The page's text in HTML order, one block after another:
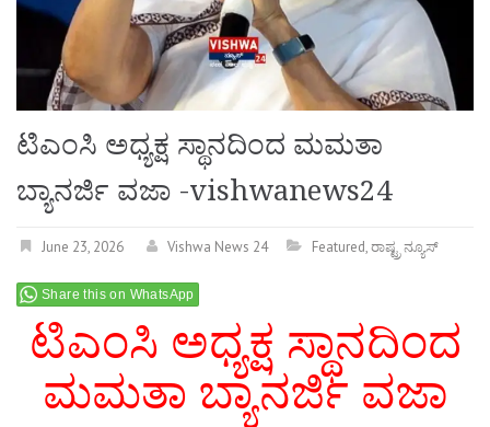
ಟಿಎಂಸಿ ಅಧ್ಯಕ್ಷ ಸ್ಥಾನದಿಂದ ಮಮತಾ
ಬ್ಯಾನರ್ಜಿ ವಜಾ -vishwanews24
June 23, 2026 Vishwa News 24 Featured,ರಾಷ್ಟ್ರ ನ್ಯೂಸ್
Share this on WhatsApp
ಟಿಎಂಸಿ ಅಧ್ಯಕ್ಷ ಸ್ಥಾನದಿಂದ
ಮಮತಾ ಬ್ಯಾನರ್ಜಿ ವಜಾ